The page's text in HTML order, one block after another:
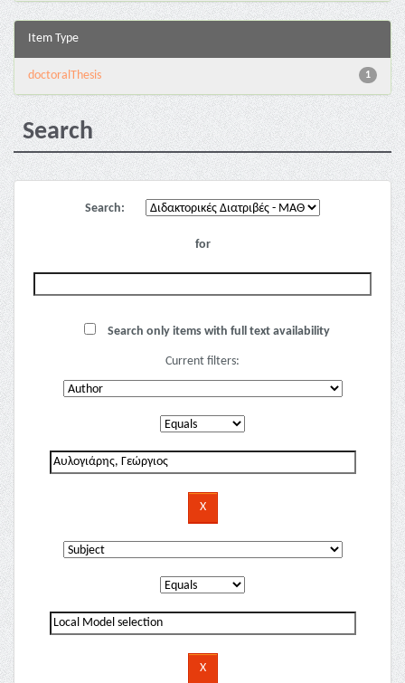
Item Type
1
doctoralThesis
Search
Search:
for
Search only items with full text availability
Current filters: